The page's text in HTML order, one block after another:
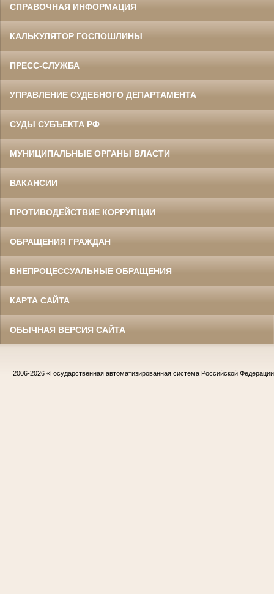
СПРАВОЧНАЯ ИНФОРМАЦИЯ
КАЛЬКУЛЯТОР ГОСПОШЛИНЫ
ПРЕСС-СЛУЖБА
УПРАВЛЕНИЕ СУДЕБНОГО ДЕПАРТАМЕНТА
СУДЫ СУБЪЕКТА РФ
МУНИЦИПАЛЬНЫЕ ОРГАНЫ ВЛАСТИ
ВАКАНСИИ
ПРОТИВОДЕЙСТВИЕ КОРРУПЦИИ
ОБРАЩЕНИЯ ГРАЖДАН
ВНЕПРОЦЕССУАЛЬНЫЕ ОБРАЩЕНИЯ
КАРТА САЙТА
ОБЫЧНАЯ ВЕРСИЯ САЙТА
2006-2026 «Государственная автоматизированная система Российской